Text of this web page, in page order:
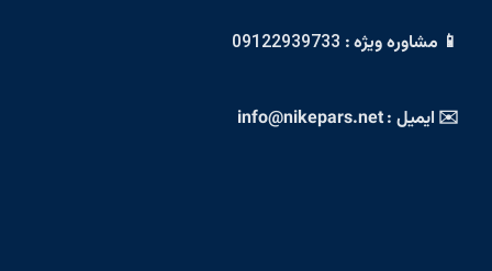
📱 مشاوره ویژه : 09122939733
✉️ ایمیل : info@nikepars.net